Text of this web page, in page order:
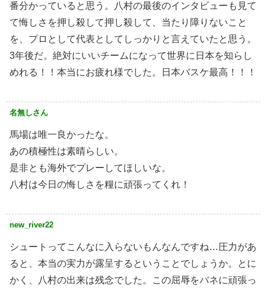
番分かっていると思う。八村の最後のインタビューも見て
て悔しさを押し殺して押し殺して、当たり障りないこと
を、プロとして代表としてしっかりと言えていたと思う。
3年後だ。絶対にいいチームになって世界に日本を知らし
めれる！！本当にお疲れ様でした。日本バスケ最高！！！
名無しさん
馬場は唯一良かったな。
あの積極性は素晴らしい。
是非とも海外でプレーしてほしいな。
八村は今日の悔しさを糧に頑張ってくれ！
new_river22
シュートってこんなに入らないもんなんですね…圧力があ
ると、本当の実力が露呈するということでしょうか。とに
かく、八村の出来は残念でした。この屈辱をバネに頑張っ